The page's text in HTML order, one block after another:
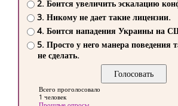
2. Боится увеличить эскалацию
3. Никому не дает такие лицензии.
4. Боится нападения Украины на
5. Просто у него манера поведения
не сделать.
Всего проголосовало
1 человек